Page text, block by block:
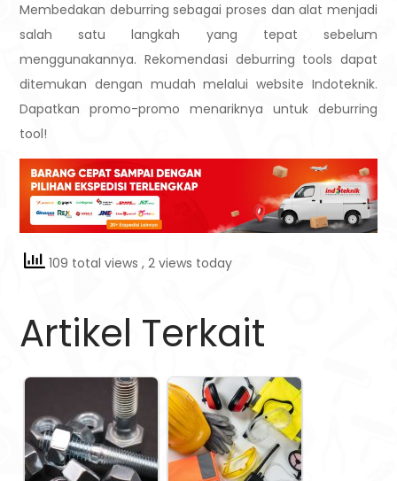
Membedakan deburring sebagai proses dan alat menjadi
salah satu langkah yang tepat sebelum
menggunakannya. Rekomendasi deburring tools dapat
ditemukan dengan mudah melalui website Indoteknik.
Dapatkan promo-promo menariknya untuk deburring
tool!
109 total views, 2 views today
Artikel Terkait